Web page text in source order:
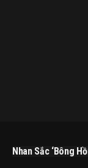
Nhan Sắc ‘bông